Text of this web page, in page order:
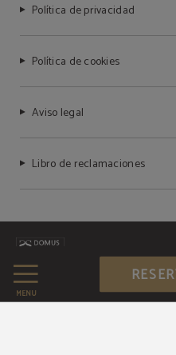
MENÚ
Política de privacidad
Política de cookies
Aviso legal
Libro de reclamaciones
Compra segura